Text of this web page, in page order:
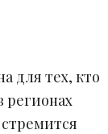
для тех, кто
регионах